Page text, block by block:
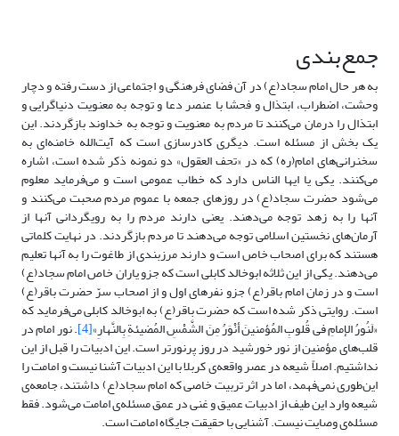
جمع‌بندی
به هر حال امام سجاد(ع) در آن فضای فرهنگی و اجتماعی از دست رفته و دچار
وحشت، اضطراب، ابتذال و فحشا با عنصر دعا و توجه به معنویت دنیاگرایی و
ابتذال را درمان می‌کنند تا مردم به معنویت و توجه به خداوند بازگردند. این
یک بخش از مسئله است. دیگری کادرسازی است که آیت‌الله خامنه‌ای به
سخنرانی‌های امام(ره) که در «تحف ‌العقول» دو نمونه ذکر شده است، اشاره
می‌کنند. یکی یا ایها الناس دارد که خطاب عمومی است و می‌فرماید معلوم
می‌شود حضرت سجاد(ع) در روزهای جمعه با عموم مردم صحبت می‌کنند و
آنها را به زهد توجه می‌دهند. یعنی دارند مردم را به رویگردانی آنها از
آرمان‌های نخستین اسلامی توجه می‌دهند تا مردم بازگردند. در نهایت کلماتی
هستند که برای اصحاب خاص است و دارند مرزبندی از طاغوت را به آنها تعلیم
می‌دهند. یکی از این ثلاثه ابوخالد کابلی است که جزو یاران خاص امام سجاد(ع)
است و در زمان امام باقر(ع) جزو نفرهای اول و از اصحاب سرّ حضرت باقر(ع)
است. روایتی ذکر شده است که حضرت باقر(ع) به ابوخالد کابلی می‌فرماید که
«لَنُورُ الإمامِ فی قُلوبِ المُؤمنینَ أنْوَرُ مِنَ الشَّمْسِ المُضیئةِ بِالنَّهارِ»[4] . نور امام در
قلب‌های مؤمنین از نور خورشید در روز پرنورتر است. این ادبیات را قبل از این
نداشتیم. اصلاً شیعه در عصر واقعه‌ی کربلا با این ادبیات آشنا نیست و امامت را
این‌طوری نمی‌فهمد، اما در اثر تربیت خاصی که امام سجاد(ع) داشتند، جامعه‌ی
شیعه وارد این طیف از ادبیات عمیق و غنی در عمق مسئله‌ی امامت می‌شود. فقط
مسئله‌ی وصایت نیست. آشنایی با حقیقت جایگاه امامت است.